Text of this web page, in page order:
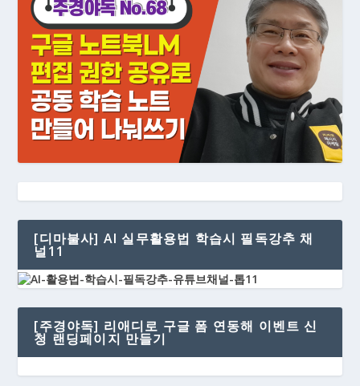
[디마불사] AI 실무활용법 학습시 필독강추 채
널11
[주경야독] 리애디로 구글 폼 연동해 이벤트 신
청 랜딩페이지 만들기